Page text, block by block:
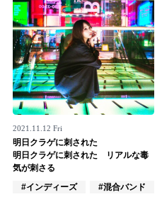
2021.11.12 Fri
明日クラゲに刺された
明日クラゲに刺された リアルな毒
気が刺さる
#インディーズ
#混合バンド